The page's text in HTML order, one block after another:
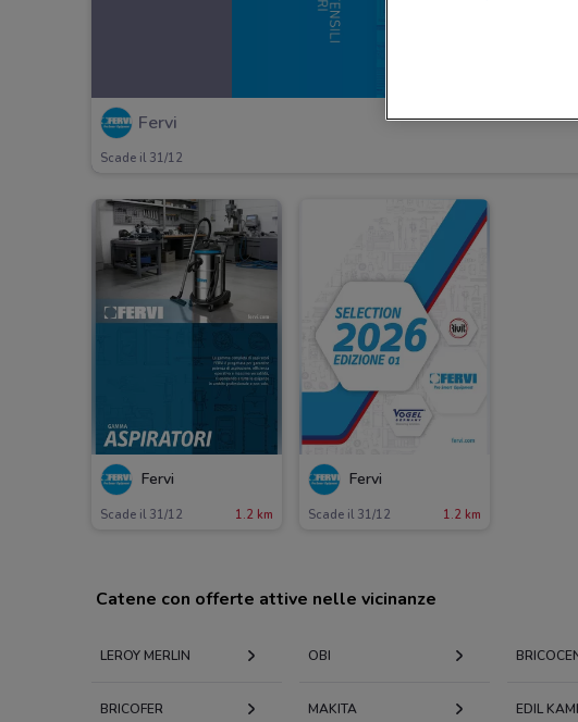
Fervi
Scade il 31/12
Fervi
Scade il 31/12 1.2 km
Fervi
Scade il 31/12 1.2 km
Catene con offerte attive nelle vicinanze
LEROY MERLIN OBI
BRICOFER MAKITA EDIL